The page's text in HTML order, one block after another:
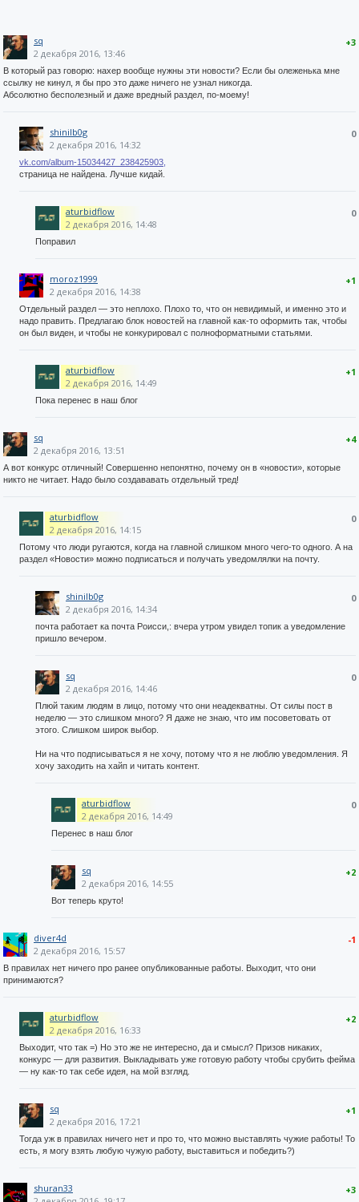
+3
sq
2 декабря 2016, 13:46
В который раз говорю: нахер вообще нужны эти новости? Если бы олеженька мне
ссылку не кинул, я бы про это даже ничего не узнал никогда.
Абсолютно бесполезный и даже вредный раздел, по-моему!
0
shinilb0g
2 декабря 2016, 14:32
vk.com/album-15034427_238425903,
страница не найдена. Лучше кидай.
0
aturbidflow
2 декабря 2016, 14:48
Поправил
+1
moroz1999
2 декабря 2016, 14:38
Отдельный раздел — это неплохо. Плохо то, что он невидимый, и именно это и
надо править. Предлагаю блок новостей на главной как-то оформить так, чтобы
он был виден, и чтобы не конкурировал с полноформатными статьями.
+1
aturbidflow
2 декабря 2016, 14:49
Пока перенес в наш блог
+4
sq
2 декабря 2016, 13:51
А вот конкурс отличный! Совершенно непонятно, почему он в «новости», которые
никто не читает. Надо было создававать отдельный тред!
0
aturbidflow
2 декабря 2016, 14:15
Потому что люди ругаются, когда на главной слишком много чего-то одного. А на
раздел «Новости» можно подписаться и получать уведомлялки на почту.
0
shinilb0g
2 декабря 2016, 14:34
почта работает ка почта Роисси,: вчера утром увидел топик а уведомление
пришло вечером.
0
sq
2 декабря 2016, 14:46
Плюй таким людям в лицо, потому что они неадекватны. От силы пост в
неделю — это слишком много? Я даже не знаю, что им посоветовать от
этого. Слишком широк выбор.
Ни на что подписываться я не хочу, потому что я не люблю уведомления. Я
хочу заходить на хайп и читать контент.
0
aturbidflow
2 декабря 2016, 14:49
Перенес в наш блог
+2
sq
2 декабря 2016, 14:55
Вот теперь круто!
-1
diver4d
2 декабря 2016, 15:57
В правилах нет ничего про ранее опубликованные работы. Выходит, что они
принимаются?
+2
aturbidflow
2 декабря 2016, 16:33
Выходит, что так =) Но это же не интересно, да и смысл? Призов никаких,
конкурс — для развития. Выкладывать уже готовую работу чтобы срубить фейма
— ну как-то так себе идея, на мой взгляд.
+1
sq
2 декабря 2016, 17:21
Тогда уж в правилах ничего нет и про то, что можно выставлять чужие работы! То
есть, я могу взять любую чужую работу, выставиться и победить?)
+3
shuran33